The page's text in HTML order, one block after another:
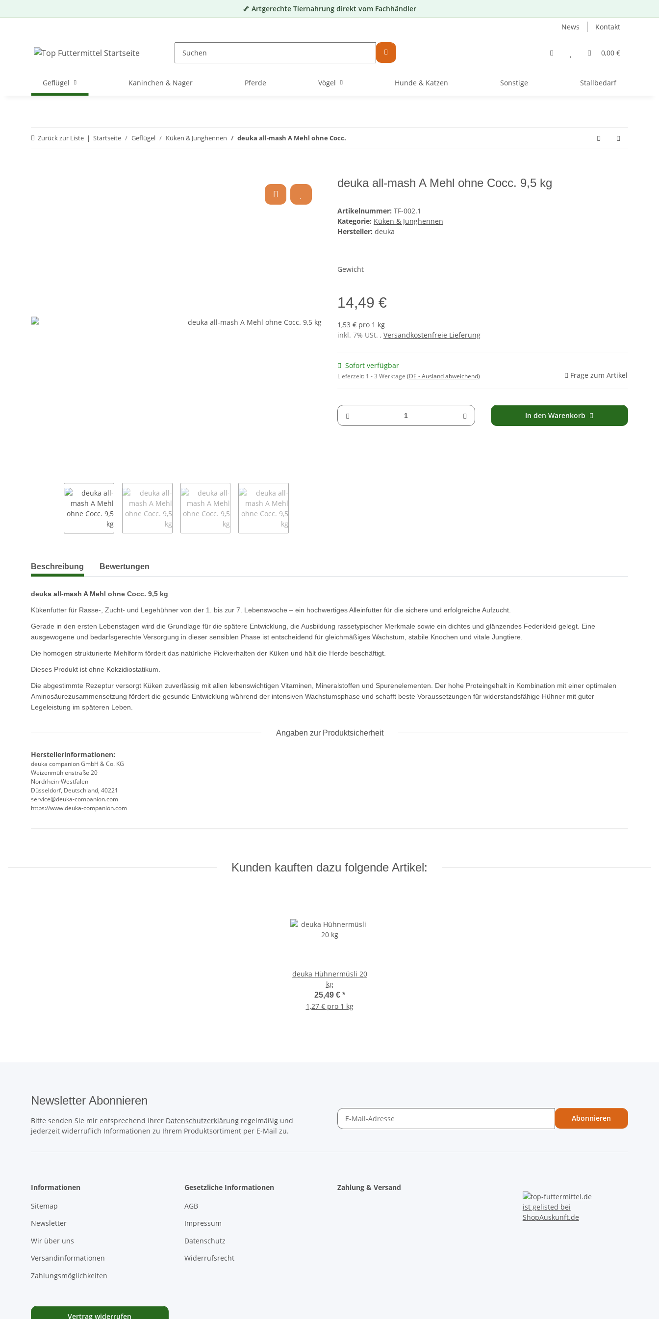
🦴 Artgerechte Tiernahrung direkt vom Fachhändler
News
Kontakt
0,00 €
Geflügel Kaninchen & Nager Pferde Vögel Hunde & Katzen Sonstige Stallbedarf
Zurück zur Liste Startseite Geflügel Küken & Junghennen deuka all-mash A Mehl ohne Cocc.
deuka all-mash A Mehl ohne Cocc. 9,5 kg
Artikelnummer: TF-002.1
Kategorie: Küken & Junghennen
Hersteller: deuka
Gewicht
14,49 €
1,53 € pro 1 kg
inkl. 7% USt. , Versandkostenfreie Lieferung
Sofort verfügbar
Lieferzeit: 1 - 3 Werktage (DE - Ausland abweichend) Frage zum Artikel
In den Warenkorb
weitere Registerkarten anzeigen
Beschreibung Bewertungen
deuka all-mash A Mehl ohne Cocc. 9,5 kg
Kükenfutter für Rasse-, Zucht- und Legehühner von der 1. bis zur 7. Lebenswoche – ein hochwertiges Alleinfutter für die sichere und erfolgreiche Aufzucht.
Gerade in den ersten Lebenstagen wird die Grundlage für die spätere Entwicklung, die Ausbildung rassetypischer Merkmale sowie ein dichtes und glänzendes Federkleid gelegt. Eine
ausgewogene und bedarfsgerechte Versorgung in dieser sensiblen Phase ist entscheidend für gleichmäßiges Wachstum, stabile Knochen und vitale Jungtiere.
Die homogen strukturierte Mehlform fördert das natürliche Pickverhalten der Küken und hält die Herde beschäftigt.
Dieses Produkt ist ohne Kokzidiostatikum.
Die abgestimmte Rezeptur versorgt Küken zuverlässig mit allen lebenswichtigen Vitaminen, Mineralstoffen und Spurenelementen. Der hohe Proteingehalt in Kombination mit einer optimalen
Aminosäurezusammensetzung fördert die gesunde Entwicklung während der intensiven Wachstumsphase und schafft beste Voraussetzungen für widerstandsfähige Hühner mit guter
Legeleistung im späteren Leben.
Angaben zur Produktsicherheit
Herstellerinformationen:
deuka companion GmbH & Co. KG
Weizenmühlenstraße 20
Nordrhein-Westfalen
Düsseldorf, Deutschland, 40221
service@deuka-companion.com
https://www.deuka-companion.com
Kunden kauften dazu folgende Artikel:
deuka Hühnermüsli 20
kg
25,49 € *
1,27 € pro 1 kg
Newsletter Abonnieren
Bitte senden Sie mir entsprechend Ihrer Datenschutzerklärung regelmäßig und
jederzeit widerruflich Informationen zu Ihrem Produktsortiment per E-Mail zu.
Abonnieren
Informationen
Sitemap
Newsletter
Wir über uns
Versandinformationen
Zahlungsmöglichkeiten
Gesetzliche Informationen
AGB
Impressum
Datenschutz
Widerrufsrecht
Zahlung & Versand
Vertrag widerrufen